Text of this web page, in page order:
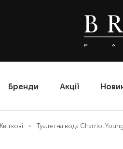
Бренди Акції
Квіткові Туалетна вода Charriol